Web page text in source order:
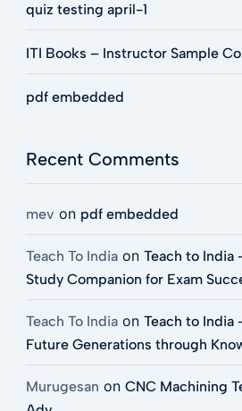
quiz testing april-1
ITI Books – Instructor Sample
pdf embedded
Recent Comments
mev on pdf embedded
Teach To Indiaon Teach to India
Study Companion for Exam
Teach To Indiaon Teach to India
Future Generations through
Murugesan on CNC Machining